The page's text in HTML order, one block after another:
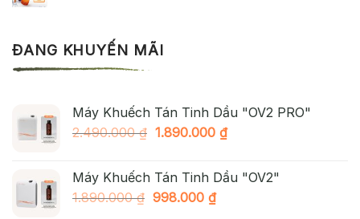
ĐANG KHUYẾN MÃI
Máy Khuếch Tán Tinh Dầu "OV2 PRO"
2.490.000₫ Giá
2.490.000 ₫.
1.890.000 ₫Giá
là:
Máy Khuếch Tán Tinh Dầu "OV2"
1.890.000₫ Giá
998.000 ₫Giá